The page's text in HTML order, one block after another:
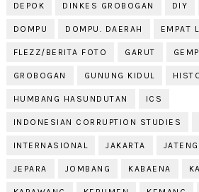
DEPOK DINKES GROBOGAN DIY
DOMPU DOMPU. DAERAH EMPAT
FLEZZ/BERITA FOTO GARUT
GROBOGAN GUNUNG KIDUL
HUMBANG HASUNDUTAN ICS
INDONESIAN CORRUPTION STUDIES
INTERNASIONAL JAKARTA JATENG
JEPARA JOMBANG KABAENA